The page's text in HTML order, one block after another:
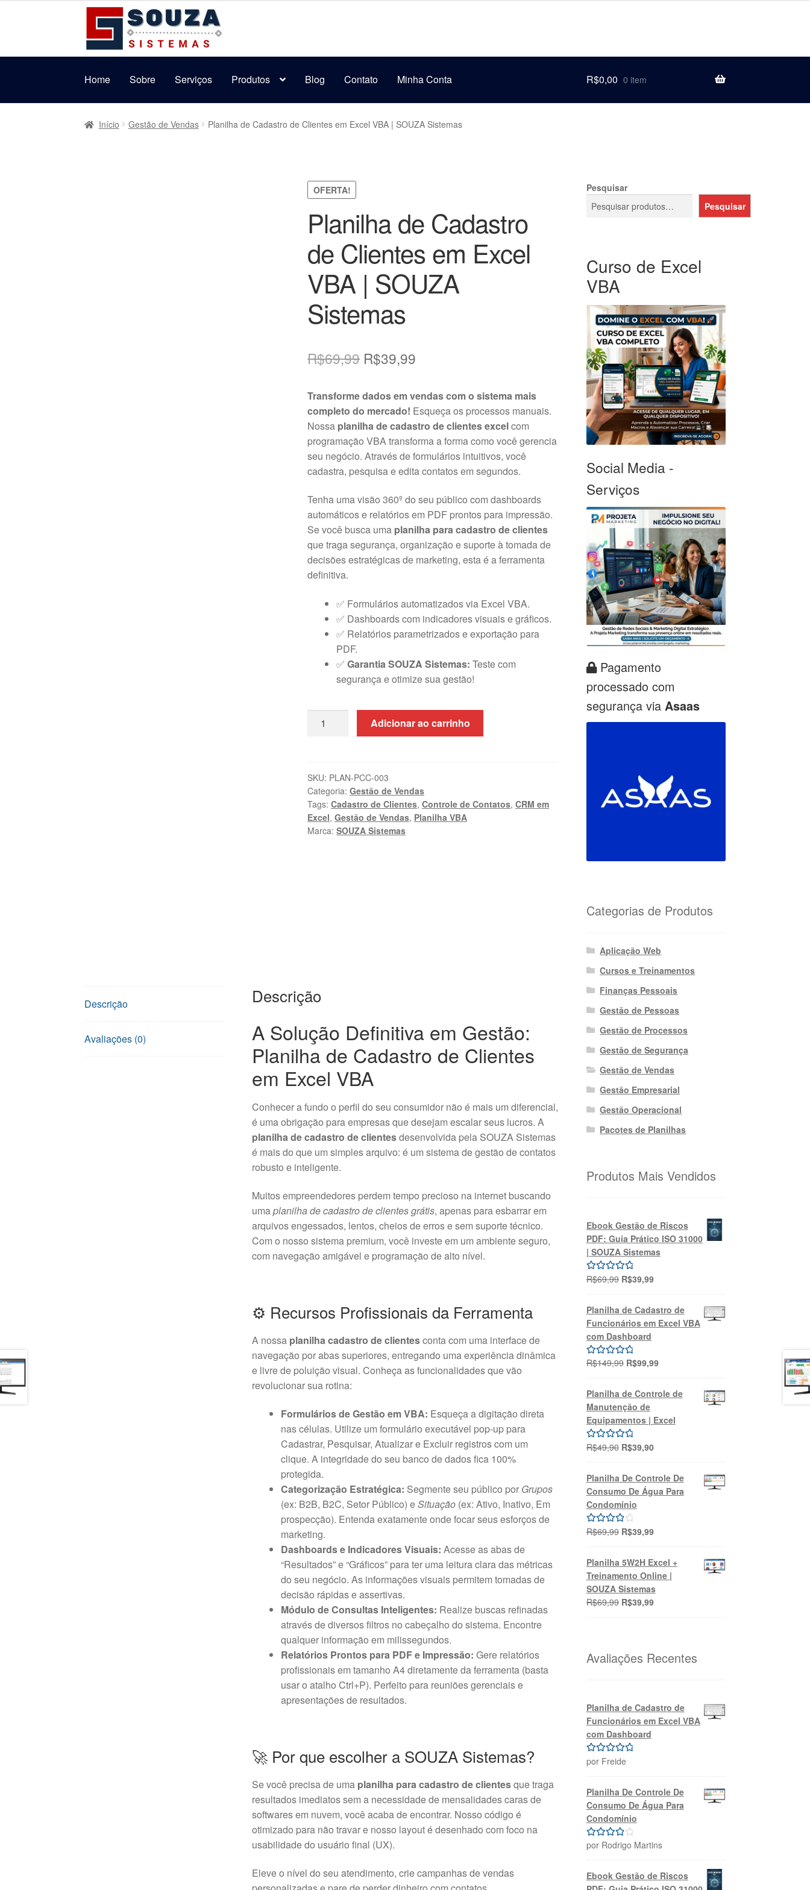
Pular
para
navegação
Pular
para
o
conteúdo
Home
Sobre Serviços Produtos Blog Contato Minha Conta R$0,00 0 item
Início Gestão de Vendas Planilha de Cadastro de Clientes em Excel VBA | SOUZA Sistemas
OFERTA!
Planilha de Cadastro
de Clientes em Excel
VBA | SOUZA
Sistemas
R$69,99 O
original
era:
R$69,99.
R$39,99
atual
é:
R$39,99.
Transforme dados em vendas com o sistema mais
completo do mercado! Esqueça os processos manuais.
Nossa planilha de cadastro de clientes excelcom
programação VBA transforma a forma como você gerencia
seu negócio. Através de formulários intuitivos, você
cadastra, pesquisa e edita contatos em segundos.
Tenha uma visão 360º do seu público com dashboards
automáticos e relatórios em PDF prontos para impressão.
Se você busca uma planilha para cadastro de clientes
que traga segurança, organização e suporte à tomada de
decisões estratégicas de marketing, esta é a ferramenta
definitiva.
✅ Formulários automatizados via Excel VBA.
✅ Dashboards com indicadores visuais e gráficos.
✅ Relatórios parametrizados e exportação para
PDF.
✅Garantia SOUZA Sistemas: Teste com
segurança e otimize sua gestão!
Planilha
Clientes
em
Excel
VBA
|
Adicionar ao carrinho
SKU: PLAN-PCC-003
Categoria:Gestão de Vendas
Tags:Cadastro de Clientes,Controle de Contatos,CRM em
Excel,Gestão de Vendas, Planilha VBA
Marca:SOUZA Sistemas
Descrição
Avaliações (0)
Descrição
A Solução Definitiva em Gestão:
Planilha de Cadastro de Clientes
em Excel VBA
Conhecer a fundo o perfil do seu consumidor não é mais um diferencial,
é uma obrigação para empresas que desejam escalar seus lucros. A
planilha de cadastro de clientesdesenvolvida pela SOUZA Sistemas
é mais do que um simples arquivo: é um sistema de gestão de contatos
robusto e inteligente.
Muitos empreendedores perdem tempo precioso na internet buscando
umaplanilha de cadastro de clientes grátis, apenas para esbarrar em
arquivos engessados, lentos, cheios de erros e sem suporte técnico.
Com o nosso sistema premium, você investe em um ambiente seguro,
com navegação amigável e programação de alto nível.
⚙️ Recursos Profissionais da Ferramenta
A nossa planilha cadastro de clientesconta com uma interface de
navegação por abas superiores, entregando uma experiência dinâmica
e livre de poluição visual. Conheça as funcionalidades que vão
revolucionar sua rotina:
Formulários de Gestão em VBA: Esqueça a digitação direta
nas células. Utilize um formulário executável pop-up para
Cadastrar, Pesquisar, Atualizar e Excluir registros com um
clique. A integridade do seu banco de dados fica 100%
protegida.
Categorização Estratégica: Segmente seu público por Grupos
(ex: B2B, B2C, Setor Público) eSituação(ex: Ativo, Inativo, Em
prospecção). Entenda exatamente onde focar seus esforços de
marketing.
Dashboards e Indicadores Visuais: Acesse as abas de
“Resultados” e “Gráficos” para ter uma leitura clara das métricas
do seu negócio. As informações visuais permitem tomadas de
decisão rápidas e assertivas.
Módulo de Consultas Inteligentes: Realize buscas refinadas
através de diversos filtros no cabeçalho do sistema. Encontre
qualquer informação em milissegundos.
Relatórios Prontos para PDF e Impressão: Gere relatórios
profissionais em tamanho A4 diretamente da ferramenta (basta
usar o atalho Ctrl+P). Perfeito para reuniões gerenciais e
apresentações de resultados.
🚀 Por que escolher a SOUZA Sistemas?
Se você precisa de uma planilha para cadastro de clientesque traga
resultados imediatos sem a necessidade de mensalidades caras de
softwares em nuvem, você acaba de encontrar. Nosso código é
otimizado para não travar e nosso layout é desenhado com foco na
usabilidade do usuário final (UX).
Eleve o nível do seu atendimento, crie campanhas de vendas
Pesquisar
Pesquisar
Curso de Excel
VBA
Social Media -
Serviços
Pagamento
processado com
segurança via Asaas
Categorias de Produtos
Aplicação Web
Cursos e Treinamentos
Finanças Pessoais
Gestão de Pessoas
Gestão de Processos
Gestão de Segurança
Gestão de Vendas
Gestão Empresarial
Gestão Operacional
Pacotes de Planilhas
Produtos Mais Vendidos
Ebook Gestão de Riscos
PDF: Guia Prático ISO 31000
| SOUZA Sistemas
Avaliação
R$69,99 O
original
era:
R$69,99.
R$39,99O
é:
R$39,99.
Planilha de Cadastro de
Funcionários em Excel VBA
com Dashboard
Avaliação
R$149,99 O
original
era:
R$149,99.
R$99,99O
atual
é:
R$99,99.
Planilha de Controle de
Manutenção de
Equipamentos | Excel
Avaliação
R$49,90 O
original
era:
R$49,90.
R$39,90O
atual
é:
R$39,90.
Planilha De Controle De
Consumo De Água Para
Condomínio
Avaliação
R$69,99 O
original
era:
R$69,99.
R$39,99O
atual
é:
R$39,99.
Planilha 5W2H Excel +
Treinamento Online |
SOUZA Sistemas
R$69,99 O
R$69,99.
R$39,99O
R$39,99.
Avaliações Recentes
Planilha de Cadastro de
Funcionários em Excel VBA
com Dashboard
Avaliação5
por Freide
Planilha De Controle De
Consumo De Água Para
Condomínio
Avaliação
por Rodrigo Martins
Ebook Gestão de Riscos
original
era:
R$69,99.
atual
é:
R$39,99.